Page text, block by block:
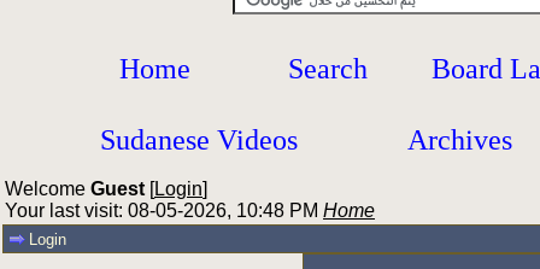
Home Search Board
Sudanese Videos Archives
Welcome Guest [Login]
Your last visit: 08-05-2026, 10:48 PM Home
Login